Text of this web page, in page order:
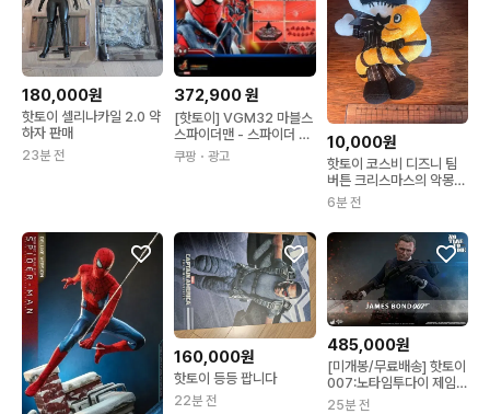
180,000원
핫토이 셀리나카일 2.0 약
하자 판매
23분 전
372,900원
[핫토이] VGM32 마블스
스파이더맨 - 스파이더 펑
쿠팡 ・광고
10,000원
핫토이 코스비 디즈니 팀
버튼 크리스마스의 악몽
잭 인형 키링
6분 전
160,000원
핫토이 등등 팝니다
22분 전
485,000원
[미개봉/무료배송] 핫토이
007:노타임투다이 제임스
본드 (MMS804)
25분 전